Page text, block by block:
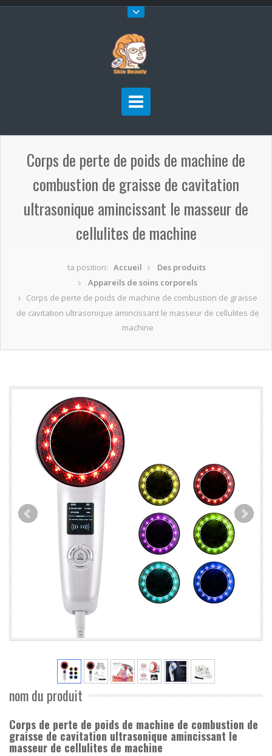
Corps de perte de poids de machine de
combustion de graisse de cavitation
ultrasonique amincissant le masseur de
cellulites de machine
ta position: Accueil
Des produits
Appareils de soins corporels
Corps de perte de poids de machine de combustion de graisse
de cavitation ultrasonique amincissant le masseur de cellulites de
machine
nom du produit
Corps de perte de poids de machine de combustion de
graisse de cavitation ultrasonique amincissant le
masseur de cellulites de machine